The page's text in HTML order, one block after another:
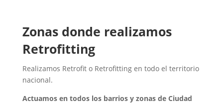
Zonas donde realizamos
Retrofitting
Realizamos Retrofit o Retrofitting en todo el territorio
nacional.
Actuamos en todos los barrios y zonas de Ciudad